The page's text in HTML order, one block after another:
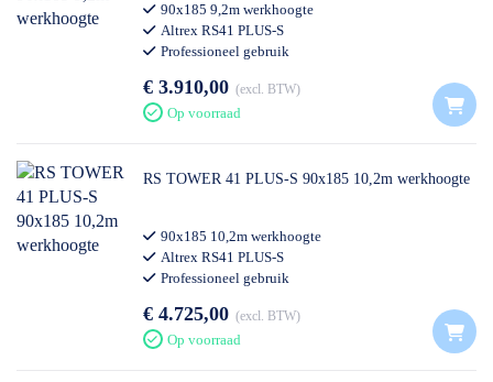
90x185 9,2m werkhoogte
Altrex RS41 PLUS-S
Professioneel gebruik
€ 3.910,00 excl. BTW
Op voorraad
RS TOWER 41 PLUS-S 90x185 10,2m werkhoogte
90x185 10,2m werkhoogte
Altrex RS41 PLUS-S
Professioneel gebruik
€ 4.725,00 excl. BTW
Op voorraad